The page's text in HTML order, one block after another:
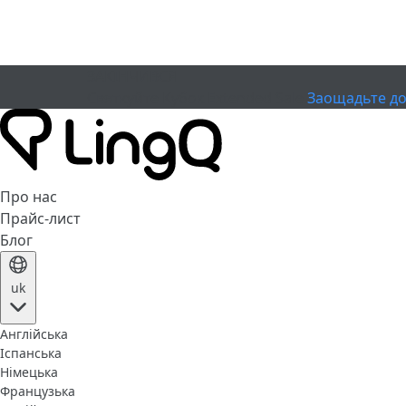
Заощадьте
Про нас
Прайс-лист
Блог
uk
Англійська
Іспанська
Німецька
Французька